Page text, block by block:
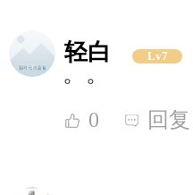
轻白 Lv7
。。
0 回复